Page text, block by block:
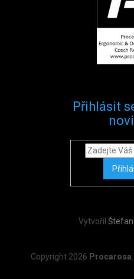
Přihlásit
Vytvořil
Copyright 2026 Procarosa